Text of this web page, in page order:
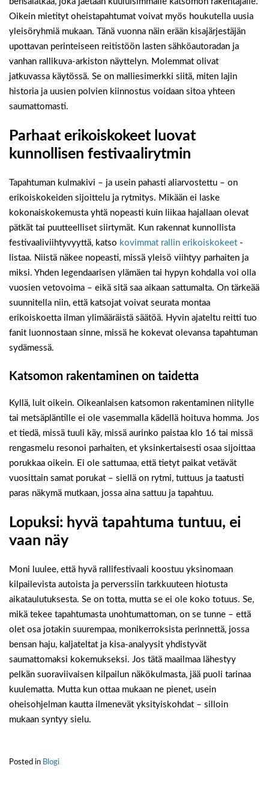
Oikein mietityt oheistapahtumat voivat myös houkutella uusia
yleisöryhmiä mukaan. Tänä vuonna näin erään kisajärjestäjän
upottavan perinteiseen reitistöön lasten sähköautoradan ja
vanhan rallikuva-arkiston näyttelyn. Molemmat olivat
jatkuvassa käytössä. Se on malliesimerkki siitä, miten lajin
historia ja uusien polvien kiinnostus voidaan sitoa yhteen
saumattomasti.
Parhaat erikoiskokeet luovat
kunnollisen festivaalirytmin
Tapahtuman kulmakivi – ja usein pahasti aliarvostettu – on
erikoiskokeiden sijoittelu ja rytmitys. Mikään ei laske
kokonaiskokemusta yhtä nopeasti kuin liikaa hajallaan olevat
pätkät tai puutteelliset siirtymät. Kun rakennat kunnollista
festivaaliviihtyvyyttä, katso kovimmat rallin erikoiskokeet -
listaa. Niistä näkee nopeasti, missä yleisö viihtyy parhaiten ja
miksi. Yhden legendaarisen ylämäen tai hypyn kohdalla voi olla
vuosien vetovoima – eikä sitä saa aikaan sattumalta. On tärkeää
suunnitella niin, että katsojat voivat seurata montaa
erikoiskoetta ilman ylimääräistä säätöä. Hyvin ajateltu reitti tuo
fanit luonnostaan sinne, missä he kokevat olevansa tapahtuman
sydämessä.
Katsomon rakentaminen on taidetta
Kyllä, luit oikein. Oikeanlaisen katsomon rakentaminen niitylle
tai metsäpläntille ei ole vasemmalla kädellä hoituva homma. Jos
et tiedä, missä tuuli käy, missä aurinko paistaa klo 16 tai missä
rengasmelu resonoi parhaiten, et yksinkertaisesti osaa sijoittaa
porukkaa oikein. Ei ole sattumaa, että tietyt paikat vetävät
vuosittain samat porukat – siellä on rytmi, tuttuus ja taatusti
paras näkymä mutkaan, jossa aina sattuu ja tapahtuu.
Lopuksi: hyvä tapahtuma tuntuu, ei
vaan näy
Moni luulee, että hyvä rallifestivaali koostuu yksinomaan
kilpailevista autoista ja perverssiin tarkkuuteen hiotusta
aikataulutuksesta. Se on totta, mutta se ei ole koko totuus. Se,
mikä tekee tapahtumasta unohtumattoman, on se tunne – että
olet osa jotakin suurempaa, monikerroksista perinnettä, jossa
bensan haju, kaljateltat ja kisa-analyysit yhdistyvät
saumattomaksi kokemukseksi. Jos tätä maailmaa lähestyy
pelkän suoraviivaisen kilpailun näkökulmasta, jää puoli tarinaa
kuulematta. Mutta kun ottaa mukaan ne pienet, usein
oheisohjelman kautta ilmenevät yksityiskohdat – silloin
mukaan syntyy sielu.
Posted in Blogi